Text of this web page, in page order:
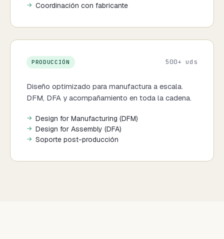
Coordinación con fabricante
PRODUCCIÓN 500+ uds
Diseño optimizado para manufactura a escala.
DFM, DFA y acompañamiento en toda la cadena.
Design for Manufacturing (DFM)
Design for Assembly (DFA)
Soporte post-producción